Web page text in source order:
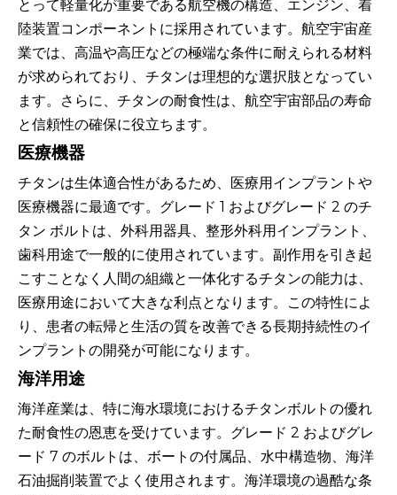
とって軽量化が重要である航空機の構造、エンジン、着
陸装置コンポーネントに採用されています。航空宇宙産
業では、高温や高圧などの極端な条件に耐えられる材料
が求められており、チタンは理想的な選択肢となってい
ます。さらに、チタンの耐食性は、航空宇宙部品の寿命
と信頼性の確保に役立ちます。
医療機器
チタンは生体適合性があるため、医療用インプラントや
医療機器に最適です。グレード 1 およびグレード 2 のチ
タン ボルトは、外科用器具、整形外科用インプラント、
歯科用途で一般的に使用されています。副作用を引き起
こすことなく人間の組織と一体化するチタンの能力は、
医療用途において大きな利点となります。この特性によ
り、患者の転帰と生活の質を改善できる長期持続性のイ
ンプラントの開発が可能になります。
海洋用途
海洋産業は、特に海水環境におけるチタンボルトの優れ
た耐食性の恩恵を受けています。グレード 2 およびグレ
ード 7 のボルトは、ボートの付属品、水中構造物、海洋
石油掘削装置でよく使用されます。海洋環境の過酷な条